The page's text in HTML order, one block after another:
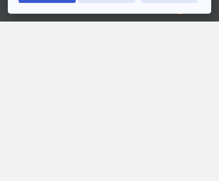
Ⓒ 2020 องค์การกระจายเสียงและแพร่ภาพสาธารณะแห่งประเทศไทย